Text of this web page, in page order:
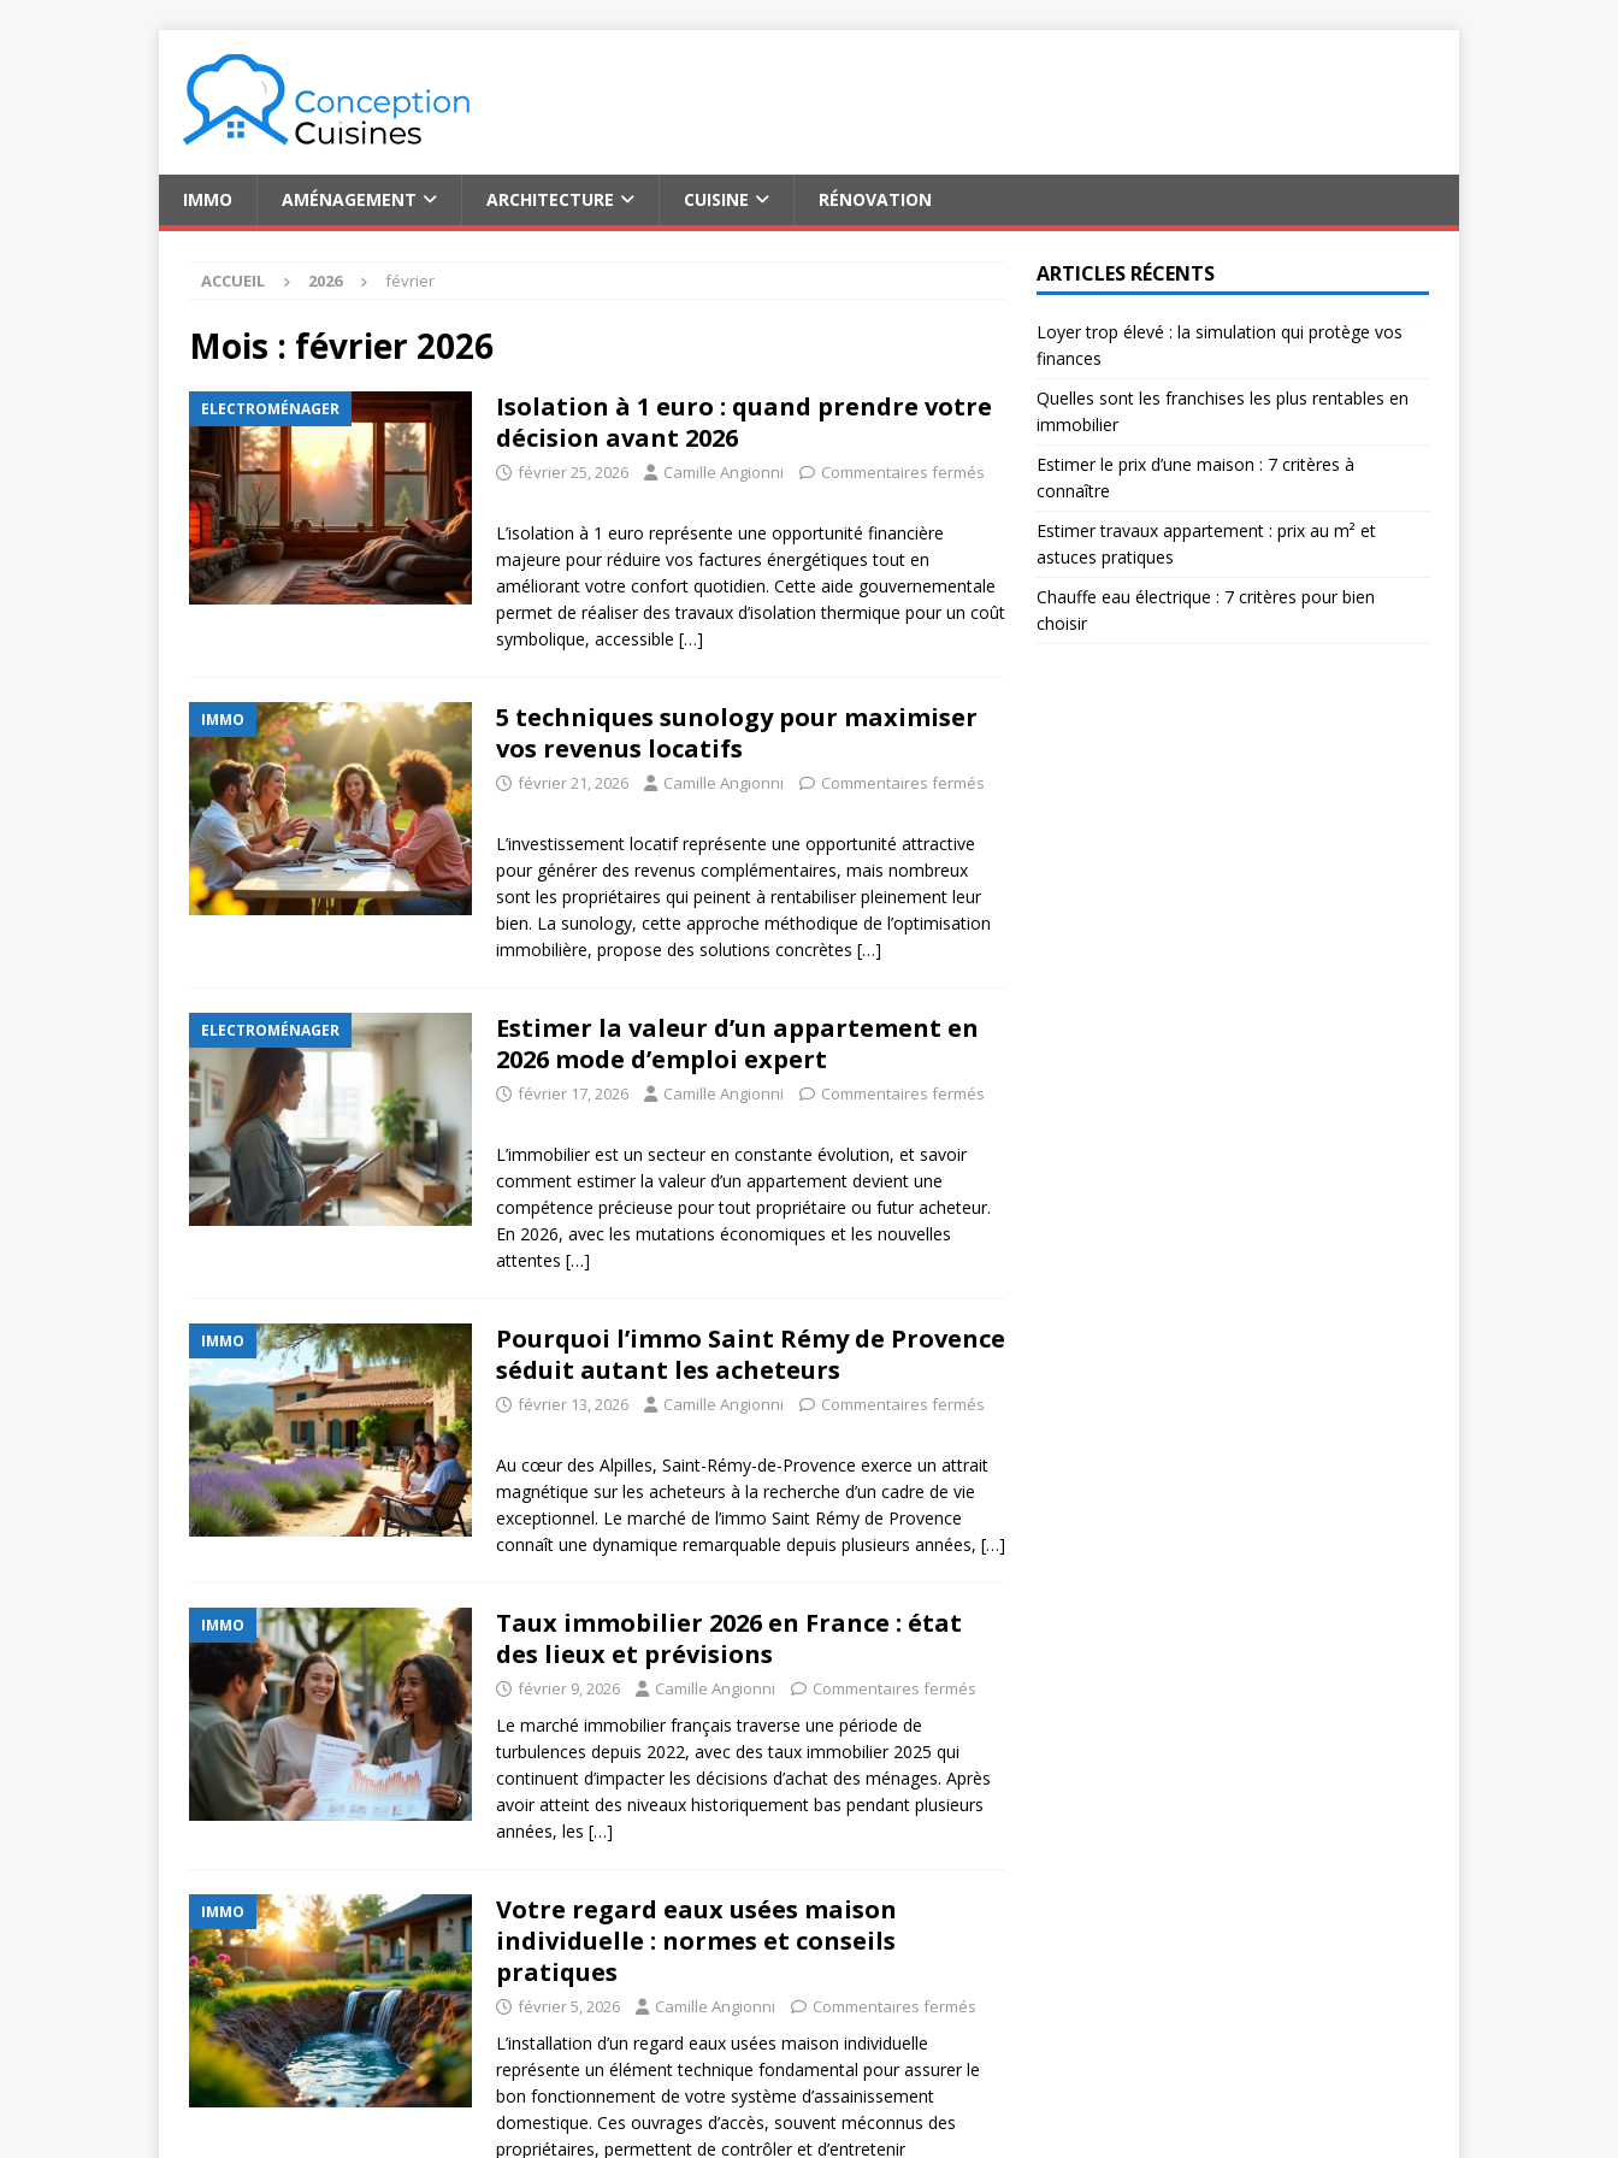
IMMO AMÉNAGEMENT ARCHITECTURE CUISINE RÉNOVATION
ACCUEIL 2026 février
Mois : février 2026
ELECTROMÉNAGER
Isolation à 1 euro : quand prendre votre
décision avant 2026
février 25, 2026 Camille Angionni Commentaires fermés
L’isolation à 1 euro représente une opportunité financière
majeure pour réduire vos factures énergétiques tout en
améliorant votre confort quotidien. Cette aide gouvernementale
permet de réaliser des travaux d’isolation thermique pour un coût
symbolique, accessible […]
IMMO
5 techniques sunology pour maximiser
vos revenus locatifs
février 21, 2026 Camille Angionni Commentaires fermés
L’investissement locatif représente une opportunité attractive
pour générer des revenus complémentaires, mais nombreux
sont les propriétaires qui peinent à rentabiliser pleinement leur
bien. La sunology, cette approche méthodique de l’optimisation
immobilière, propose des solutions concrètes […]
ELECTROMÉNAGER
Estimer la valeur d’un appartement en
2026 mode d’emploi expert
février 17, 2026 Camille Angionni Commentaires fermés
L’immobilier est un secteur en constante évolution, et savoir
comment estimer la valeur d’un appartement devient une
compétence précieuse pour tout propriétaire ou futur acheteur.
En 2026, avec les mutations économiques et les nouvelles
attentes […]
IMMO
Pourquoi l’immo Saint Rémy de Provence
séduit autant les acheteurs
février 13, 2026 Camille Angionni Commentaires fermés
Au cœur des Alpilles, Saint-Rémy-de-Provence exerce un attrait
magnétique sur les acheteurs à la recherche d’un cadre de vie
exceptionnel. Le marché de l’immo Saint Rémy de Provence
connaît une dynamique remarquable depuis plusieurs années, […]
IMMO
Taux immobilier 2026 en France : état
des lieux et prévisions
février 9, 2026 Camille Angionni Commentaires fermés
Le marché immobilier français traverse une période de
turbulences depuis 2022, avec des taux immobilier 2025 qui
continuent d’impacter les décisions d’achat des ménages. Après
avoir atteint des niveaux historiquement bas pendant plusieurs
années, les […]
IMMO
Votre regard eaux usées maison
individuelle : normes et conseils
pratiques
février 5, 2026 Camille Angionni Commentaires fermés
L’installation d’un regard eaux usées maison individuelle
représente un élément technique fondamental pour assurer le
bon fonctionnement de votre système d’assainissement
domestique. Ces ouvrages d’accès, souvent méconnus des
propriétaires, permettent de contrôler et d’entretenir
ARTICLES RÉCENTS
Loyer trop élevé : la simulation qui protège vos
finances
Quelles sont les franchises les plus rentables en
immobilier
Estimer le prix d’une maison : 7 critères à
connaître
Estimer travaux appartement : prix au m² et
astuces pratiques
Chauffe eau électrique : 7 critères pour bien
choisir